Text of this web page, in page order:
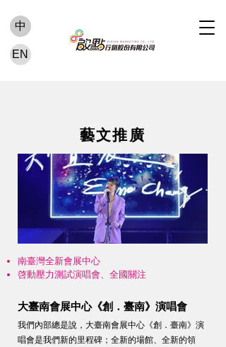
中
EN
藝文推廣
Click here
南臺灣全新會展中心
啓動壓力測試演唱會、全國關注
大臺南會展中心《創．臺南》演唱會
我們內部總是說，大臺南會展中心《創．臺南》演
唱會是我們新的里程碑；全新的場館、全新的領